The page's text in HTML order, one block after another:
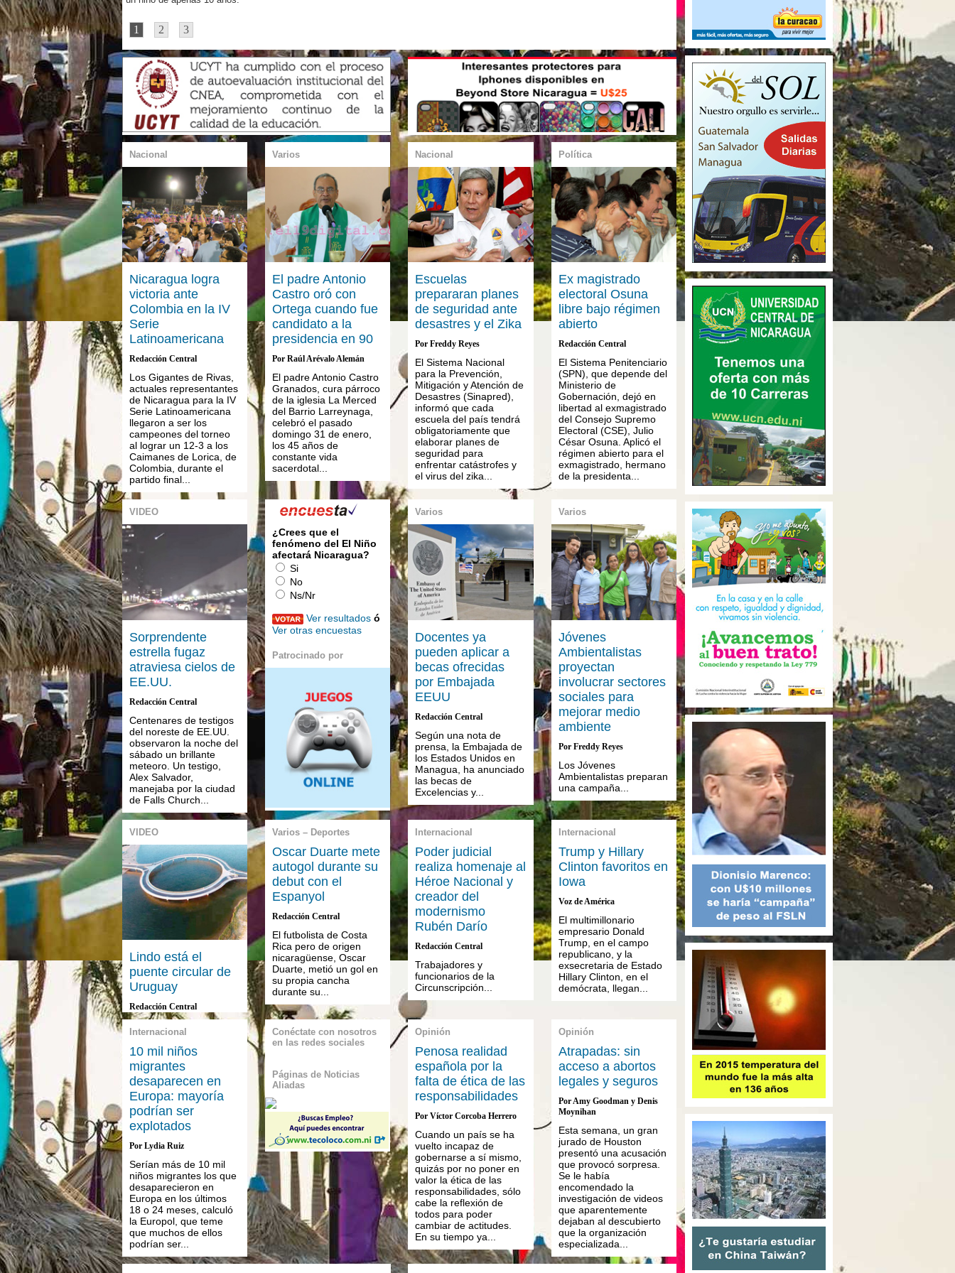
1 2 3
Nacional
Nicaragua logra
victoria ante
Colombia en la IV
Serie
Latinoamericana
Redacción Central
Los Gigantes de Rivas,
actuales representantes
de Nicaragua para la IV
Serie Latinoamericana
llegaron a ser los
campeones del torneo
al lograr un 12-3 a los
Caimanes de Lorica, de
Colombia, durante el
partido final...
Varios
El padre Antonio
Castro oró con
Ortega cuando fue
candidato a la
presidencia en 90
Por Raúl Arévalo Alemán
El padre Antonio Castro
Granados, cura párroco
de la iglesia La Merced
del Barrio Larreynaga,
celebró el pasado
domingo 31 de enero,
los 45 años de
constante vida
sacerdotal...
Nacional
Escuelas
prepararan planes
de seguridad ante
desastres y el Zika
Por Freddy Reyes
El Sistema Nacional
para la Prevención,
Mitigación y Atención de
Desastres (Sinapred),
informó que cada
escuela del país tendrá
obligatoriamente que
elaborar planes de
seguridad para
enfrentar catástrofes y
el virus del zika...
Política
Ex magistrado
electoral Osuna
libre bajo régimen
abierto
Redacción Central
El Sistema Penitenciario
(SPN), que depende del
Ministerio de
Gobernación, dejó en
libertad al exmagistrado
del Consejo Supremo
Electoral (CSE), Julio
César Osuna. Aplicó el
régimen abierto para el
exmagistrado, hermano
de la presidenta...
VIDEO
Sorprendente
estrella fugaz
atraviesa cielos de
EE.UU.
Redacción Central
Centenares de testigos
del noreste de EE.UU.
observaron la noche del
sábado un brillante
meteoro. Un testigo,
Alex Salvador,
manejaba por la ciudad
de Falls Church...
¿Crees que el
fenómeno del El Niño
afectará Nicaragua?
Si
No
Ns/Nr
Ver resultados ó
Ver otras encuestas
Patrocinado por
Varios
Docentes ya
pueden aplicar a
becas ofrecidas
por Embajada
EEUU
Redacción Central
Según una nota de
prensa, la Embajada de
los Estados Unidos en
Managua, ha anunciado
las becas de
Excelencias y...
Varios
Jóvenes
Ambientalistas
proyectan
involucrar sectores
sociales para
mejorar medio
ambiente
Por Freddy Reyes
Los Jóvenes
Ambientalistas preparan
una campaña...
VIDEO
Lindo está el
puente circular de
Uruguay
Redacción Central
Varios – Deportes
Oscar Duarte mete
autogol durante su
debut con el
Espanyol
Redacción Central
El futbolista de Costa
Rica pero de origen
nicaragüense, Oscar
Duarte, metió un gol en
su propia cancha
durante su...
Internacional
Poder judicial
realiza homenaje al
Héroe Nacional y
creador del
modernismo
Rubén Darío
Redacción Central
Trabajadores y
funcionarios de la
Circunscripción...
Internacional
Trump y Hillary
Clinton favoritos en
Iowa
Voz de América
El multimillonario
empresario Donald
Trump, en el campo
republicano, y la
exsecretaria de Estado
Hillary Clinton, en el
demócrata, llegan...
Internacional
10 mil niños
migrantes
desaparecen en
Europa: mayoría
podrían ser
explotados
Por ​Lydia Ruiz
Serían más de 10 mil
niños migrantes los que
desaparecieron en
Europa en los últimos
18 o 24 meses, calculó
la Europol, que teme
que muchos de ellos
podrían ser...
Conéctate con nosotros
en las redes sociales
Páginas de Noticias
Aliadas
Opinión
Penosa realidad
española por la
falta de ética de las
responsabilidades
Por Víctor Corcoba Herrero
Cuando un país se ha
vuelto incapaz de
gobernarse a sí mismo,
quizás por no poner en
valor la ética de las
responsabilidades, sólo
cabe la reflexión de
todos para poder
cambiar de actitudes.
En su tiempo ya...
Opinión
Atrapadas: sin
acceso a abortos
legales y seguros
Por Amy Goodman y Denis
Moynihan
Esta semana, un gran
jurado de Houston
presentó una acusación
que provocó sorpresa.
Se le había
encomendado la
investigación de videos
que aparentemente
dejaban al descubierto
que la organización
especializada...